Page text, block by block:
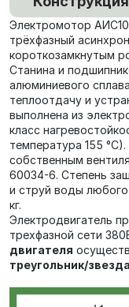
Электромотор
трёхфазный
короткозамкнутым
Станина и
алюминиевого
теплоотдачу и
выполнена из
класс
температура 155
собственным
60034-6. Степень
и струй воды
кг.
Электродвигатель
трехфазной сети
двигателя
треугольник/звезда